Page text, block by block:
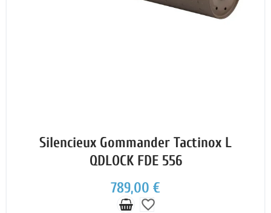
Silencieux Gommander Tactinox L
QDLOCK FDE 556
789,00 €
favorite_border